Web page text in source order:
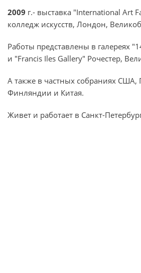
2009 г.- выставка "International Art
колледж искусств, Лондон,
Работы представлены в галереях
и "Francis Iles Gallery" Рочестер,
А также в частных собраниях США,
Финляндии и Китая.
Живет и работает в Санкт-